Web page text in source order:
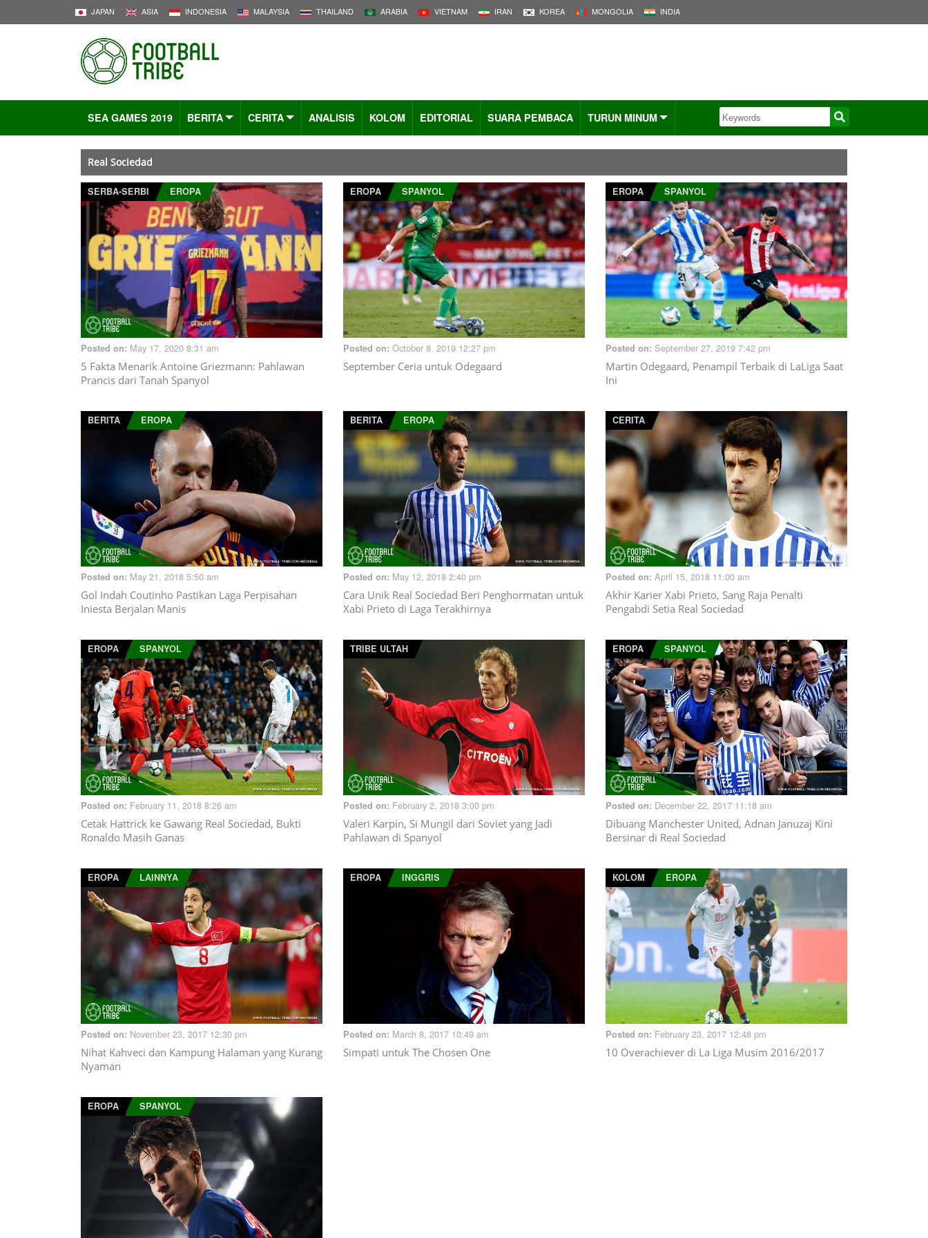
JAPAN ASIA INDONESIA MALAYSIA THAILAND ARABIA VIETNAM IRAN KOREA MONGOLIA INDIA
SEA GAMES 2019 BERITA CERITA ANALISIS KOLOM EDITORIAL SUARA PEMBACA TURUN MINUM
Real Sociedad
SERBA-SERBI EROPA
Posted on: May 17, 2020 8:31 am
5 Fakta Menarik Antoine Griezmann: Pahlawan
Prancis dari Tanah Spanyol
EROPA SPANYOL
Posted on: October 8, 2019 12:27 pm
September Ceria untuk Odegaard
EROPA SPANYOL
Posted on: September 27, 2019 7:42 pm
Martin Odegaard, Penampil Terbaik di LaLiga Saat
Ini
BERITA EROPA
Posted on: May 21, 2018 5:50 am
Gol Indah Coutinho Pastikan Laga Perpisahan
Iniesta Berjalan Manis
BERITA EROPA
Posted on: May 12, 2018 2:40 pm
Cara Unik Real Sociedad Beri Penghormatan untuk
Xabi Prieto di Laga Terakhirnya
CERITA
Posted on: April 15, 2018 11:00 am
Akhir Karier Xabi Prieto, Sang Raja Penalti
Pengabdi Setia Real Sociedad
EROPA SPANYOL
Posted on: February 11, 2018 8:26 am
Cetak Hattrick ke Gawang Real Sociedad, Bukti
Ronaldo Masih Ganas
TRIBE ULTAH
Posted on: February 2, 2018 3:00 pm
Valeri Karpin, Si Mungil dari Soviet yang Jadi
Pahlawan di Spanyol
EROPA SPANYOL
Posted on: December 22, 2017 11:18 am
Dibuang Manchester United, Adnan Januzaj Kini
Bersinar di Real Sociedad
EROPA LAINNYA
Posted on: November 23, 2017 12:30 pm
Nihat Kahveci dan Kampung Halaman yang Kurang
Nyaman
EROPA INGGRIS
Posted on: March 8, 2017 10:49 am
Simpati untuk The Chosen One
KOLOM EROPA
Posted on: February 23, 2017 12:48 pm
10 Overachiever di La Liga Musim 2016/2017
EROPA SPANYOL